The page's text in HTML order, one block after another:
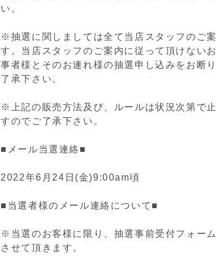
い。
※抽選に関しましては全て当店スタッフのご
す。当店スタッフのご案内に従って頂けない
事者様とそのお連れ様の抽選申し込みをお断
了承下さい。
※上記の販売方法及び、ルールは状況次第で
すのでご了承下さい。
■メール当選連絡■
2022年6 月 24 日 (金)9:00am頃
■当選者様のメール連絡について■
※当選のお客様に限り、抽選事前受付フォー
させて頂きます。